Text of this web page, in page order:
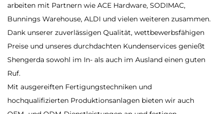
arbeiten mit Partnern wie ACE Hardware, SODIMAC,
Bunnings Warehouse, ALDI und vielen weiteren zusammen.
Dank unserer zuverlässigen Qualität, wettbewerbsfähigen
Preise und unseres durchdachten Kundenservices genießt
Shengerda sowohl im In- als auch im Ausland einen guten
Ruf.
Mit ausgereiften Fertigungstechniken und
hochqualifizierten Produktionsanlagen bieten wir auch